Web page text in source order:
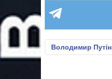
Володимир Путін